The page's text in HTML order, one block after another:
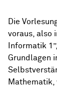
Die
voraus, also
Informatik
Grundlagen
Mathematik,